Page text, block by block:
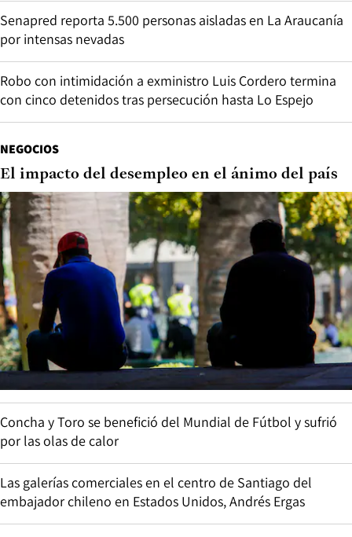
Senapred reporta 5.500 personas aisladas en La Araucanía
por intensas nevadas
Robo con intimidación a exministro Luis Cordero termina
con cinco detenidos tras persecución hasta Lo Espejo
NEGOCIOS
El impacto del desempleo en el ánimo del país
Concha y Toro se benefició del Mundial de Fútbol y sufrió
por las olas de calor
Las galerías comerciales en el centro de Santiago del
embajador chileno en Estados Unidos, Andrés Ergas